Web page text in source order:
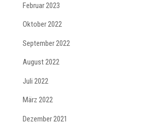
Februar 2023
Oktober 2022
September 2022
August 2022
Juli 2022
März 2022
Dezember 2021